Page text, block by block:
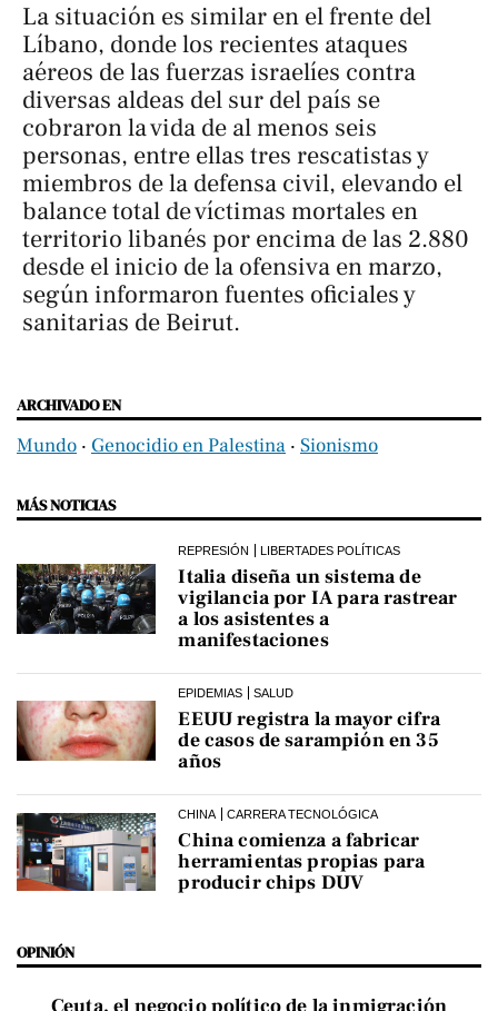
La situación es similar en el frente del
Líbano, donde los recientes ataques
aéreos de las fuerzas israelíes contra
diversas aldeas del sur del país se
cobraron la vida de al menos seis
personas, entre ellas tres rescatistas y
miembros de la defensa civil, elevando el
balance total de víctimas mortales en
territorio libanés por encima de las 2.880
desde el inicio de la ofensiva en marzo,
según informaron fuentes oficiales y
sanitarias de Beirut.
ARCHIVADO EN
Mundo ‧ Genocidio en Palestina ‧ Sionismo
MÁS NOTICIAS
REPRESIÓN LIBERTADES POLÍTICAS
Italia diseña un sistema de
vigilancia por IA para rastrear
a los asistentes a
manifestaciones
EPIDEMIAS SALUD
EEUU registra la mayor cifra
de casos de sarampión en 35
años
CHINA CARRERA TECNOLÓGICA
China comienza a fabricar
herramientas propias para
producir chips DUV
OPINIÓN